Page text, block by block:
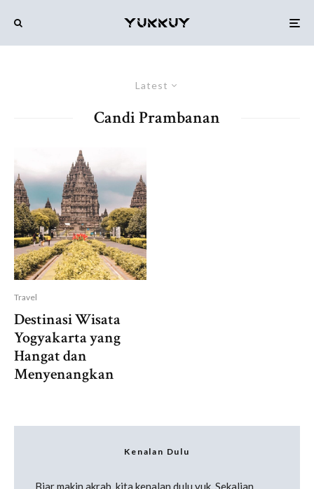
Latest
Candi Prambanan
Travel
Destinasi Wisata
Yogyakarta yang
Hangat dan
Menyenangkan
Kenalan Dulu
Biar makin akrab, kita kenalan dulu yuk. Sekalian